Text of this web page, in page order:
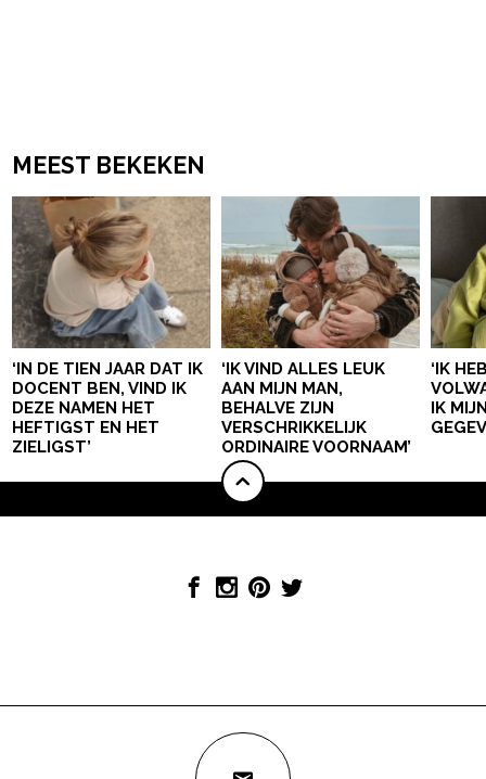
MEEST BEKEKEN
‘IN DE TIEN JAAR DAT IK
DOCENT BEN, VIND IK
DEZE NAMEN HET
HEFTIGST EN HET
ZIELIGST’
‘IK VIND ALLES LEUK
AAN MIJN MAN,
BEHALVE ZIJN
VERSCHRIKKELIJK
ORDINAIRE VOORNAAM’
‘IK
IK